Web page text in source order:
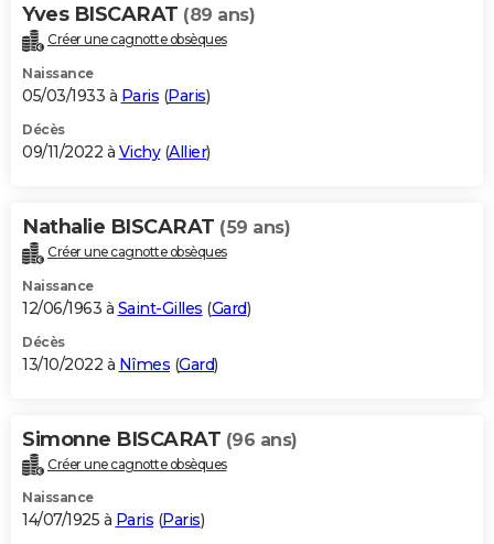
Yves BISCARAT (89 ans)
Créer une cagnotte obsèques
Naissance
05/03/1933 à Paris (Paris)
Décès
09/11/2022 à Vichy(Allier)
Nathalie BISCARAT (59 ans)
Créer une cagnotte obsèques
Naissance
12/06/1963 à Saint-Gilles (Gard)
Décès
13/10/2022 à Nîmes (Gard)
Simonne BISCARAT (96 ans)
Créer une cagnotte obsèques
Naissance
14/07/1925 à Paris (Paris)